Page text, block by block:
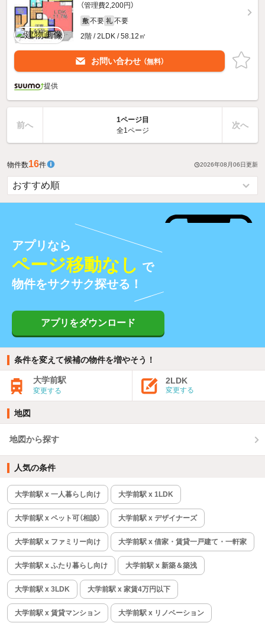
（管理費2,200円）
敷 不要 礼 不要
2階 / 2LDK / 58.12㎡
お問い合わせ （無料）
提供
前へ
1ページ目
全1ページ
次へ
物件数16件 2026年08月06日更新
アプリなら
ページ移動なし で
物件をサクサク探せる！
アプリをダウンロード
条件を変えて候補の物件を増やそう！
大学前駅
変更する
2LDK
変更する
地図
地図から探す
人気の条件
大学前駅 x 一人暮らし向け 大学前駅 x 1LDK
大学前駅 x ペット可（相談） 大学前駅 x デザイナーズ
大学前駅 x ファミリー向け 大学前駅 x 借家・賃貸一戸建て・一軒家
大学前駅 x ふたり暮らし向け 大学前駅 x 新築＆築浅
大学前駅 x 3LDK 大学前駅 x 家賃4万円以下
大学前駅 x 賃貸マンション 大学前駅 x リノベーション